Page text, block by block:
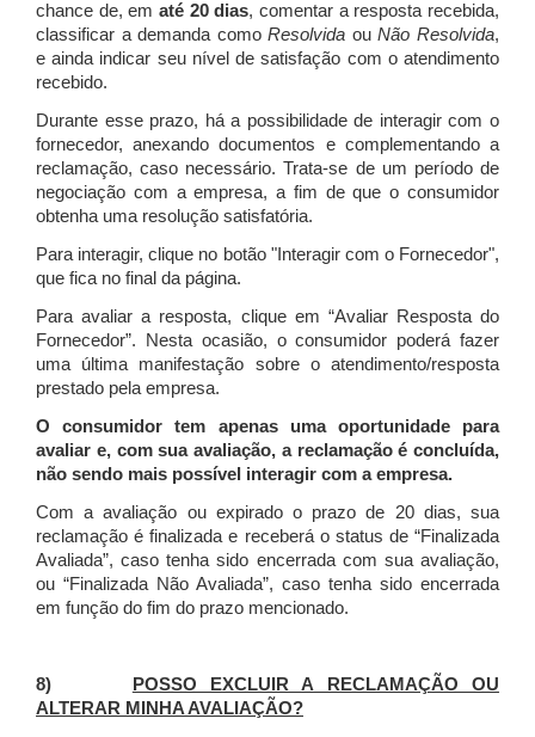
chance de, em até 20 dias, comentar a resposta recebida,
classificar a demanda comoResolvida ouNão Resolvida,
e ainda indicar seu nível de satisfação com o atendimento
recebido.
Durante esse prazo, há a possibilidade de interagir com o
fornecedor, anexando documentos e complementando a
reclamação, caso necessário.Trata-se de um período de
negociação com a empresa, a fim de que o consumidor
obtenha uma resolução satisfatória.
Para interagir, clique no botão "Interagir com o Fornecedor",
que fica no final da página.
Para avaliar a resposta, clique em “Avaliar Resposta do
Fornecedor”. Nesta ocasião, o consumidor poderá fazer
uma última manifestação sobre o atendimento/resposta
prestado pela empresa.
O consumidor tem apenas uma oportunidade para
avaliar e, com sua avaliação, a reclamação é concluída,
não sendo mais possível interagir com a empresa.
Com a avaliação ou expirado o prazo de 20 dias, sua
reclamação é finalizada e receberá o status de “Finalizada
Avaliada”, caso tenha sido encerrada com sua avaliação,
ou “Finalizada Não Avaliada”, caso tenha sido encerrada
em função do fim do prazo mencionado.
8)
POSSO EXCLUIR A RECLAMAÇÃO OU
ALTERAR MINHA AVALIAÇÃO?